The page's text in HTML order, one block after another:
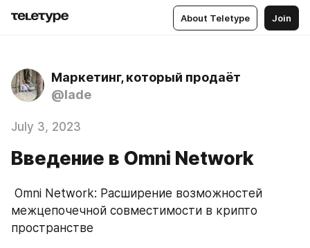
About Teletype Join
Маркетинг, который продаёт
@lade
July 3, 2023
Введение в Omni Network
межцепочечной совместимости в крипто
пространстве